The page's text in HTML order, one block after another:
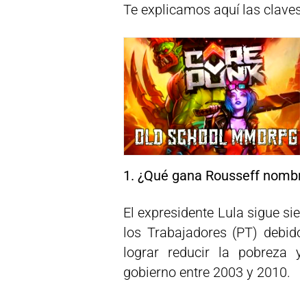
Te explicamos aquí las
1. ¿Qué gana Rousseff
El expresidente Lula sigue
los Trabajadores (PT)
lograr reducir la pobreza
gobierno entre 2003 y 2010.